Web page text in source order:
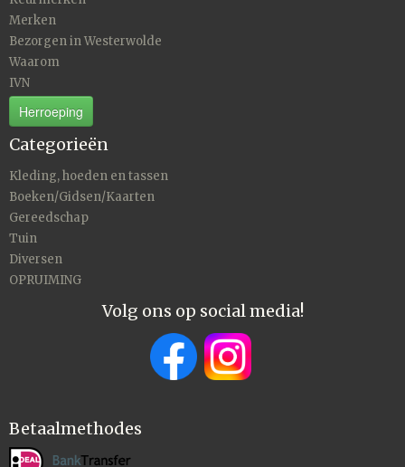
Merken
Bezorgen in Westerwolde
Waarom
IVN
Herroeping
Categorieën
Kleding, hoeden en tassen
Boeken/Gidsen/Kaarten
Gereedschap
Tuin
Diversen
OPRUIMING
Volg ons op social media!
Betaalmethodes